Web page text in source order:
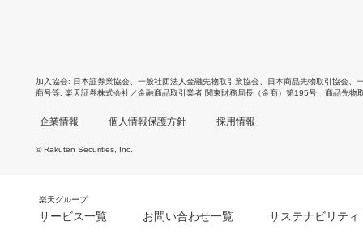
加入協会 日本証券業協会 一般社団法人金融先物取引業協会 日本商品先物取引協会
商号等 楽天証券株式会社／金融商品取引業者 関東財務局長（金商）第195号、商品先物
企業情報 個人情報保護方針 採用情報
© Rakuten Securities, Inc.
楽天グループ
サービス一覧 お問い合わせ一覧 サステナビリティ